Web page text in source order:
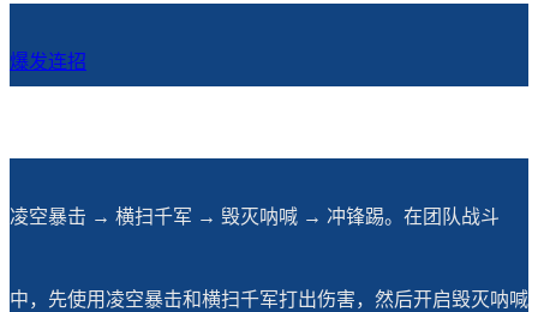
爆发连招
凌空暴击 → 横扫千军 → 毁灭呐喊 → 冲锋踢。在团队战斗
中，先使用凌空暴击和横扫千军打出伤害，然后开启毁灭呐喊